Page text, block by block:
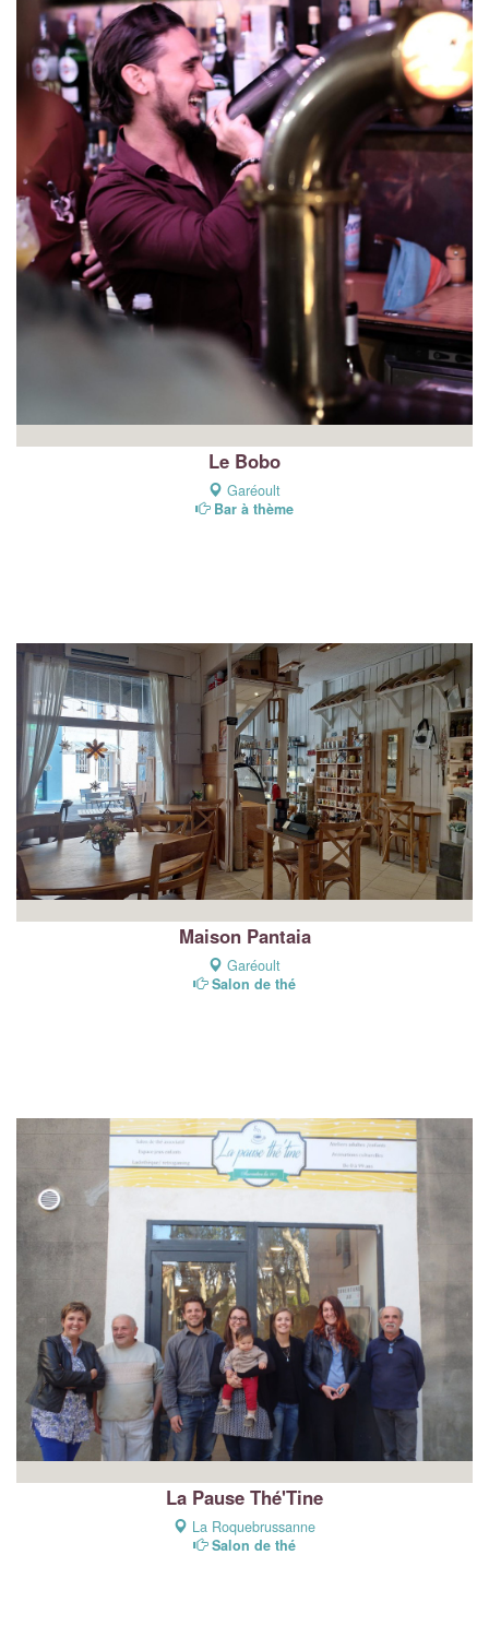
Le Bobo
Garéoult
Bar à thème
Maison Pantaia
Garéoult
Salon de thé
La Pause Thé'Tine
La Roquebrussanne
Salon de thé